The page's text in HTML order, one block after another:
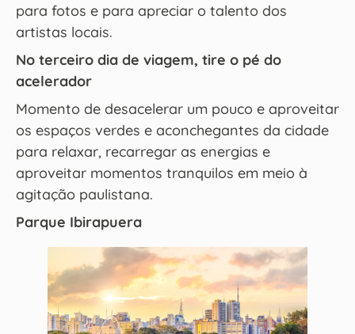
para fotos e para apreciar o talento dos
artistas locais.
No terceiro dia de viagem, tire o pé do
acelerador
Momento de desacelerar um pouco e aproveitar
os espaços verdes e aconchegantes da cidade
para relaxar, recarregar as energias e
aproveitar momentos tranquilos em meio à
agitação paulistana.
Parque Ibirapuera